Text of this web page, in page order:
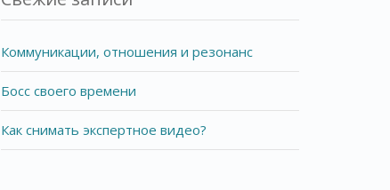
Коммуникации, отношения и резонанс
Босс своего времени
Как снимать экспертное видео?